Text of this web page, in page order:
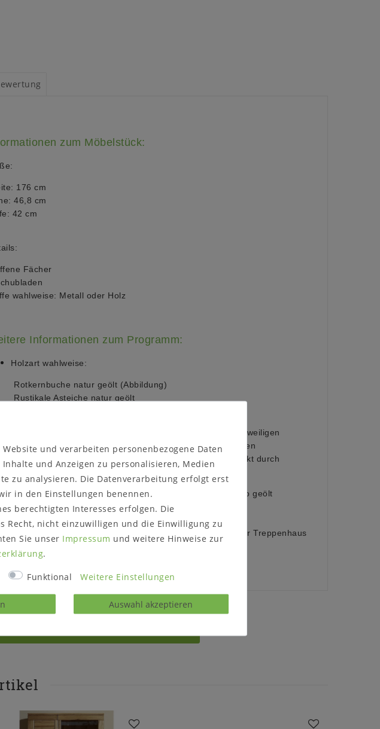
zum Möbelstück:
176 cm
46,8 cm
42 cm
Fächer
wahlweise: Metall oder Holz
Informationen zum Programm:
Holzart wahlweise:
natur geölt (Abbildung)
Asteiche natur geölt
Massivholz ist ein organisches Material, das sich an die jeweiligen
Umgebungsbedingungen anpasst. Im Laufe der Zeit können
Farbveränderungen und Rissbildungen entstehen, verstärkt durch
Sonneneinstrahlung oder starke Lichtquellen.
Oberfläche wahlweise:natur geölt (Abbildung) oder bianco geölt
Lieferzustand: montiert
Hinweise zur Anlieferung:
Prüfen Sie vor dem Bestellen, ob das Möbelstück durch Ihr Treppenhaus
/ Zugänge passt.
und verarbeiten personenbezogene Daten
und Anzeigen zu personalisieren, Medien
zu analysieren. Die Datenverarbeitung erfolgt erst
in den Einstellungen benennen.
berechtigten Interesses erfolgen. Die
Recht, nicht einzuwilligen und die Einwilligung zu
Sie unser Impressum und weitere Hinweise zur
.
Funktional Weitere Einstellungen
Auswahl akzeptieren